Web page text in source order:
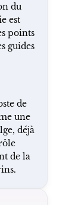
du
est
points
guides
de
une
déjà
de la